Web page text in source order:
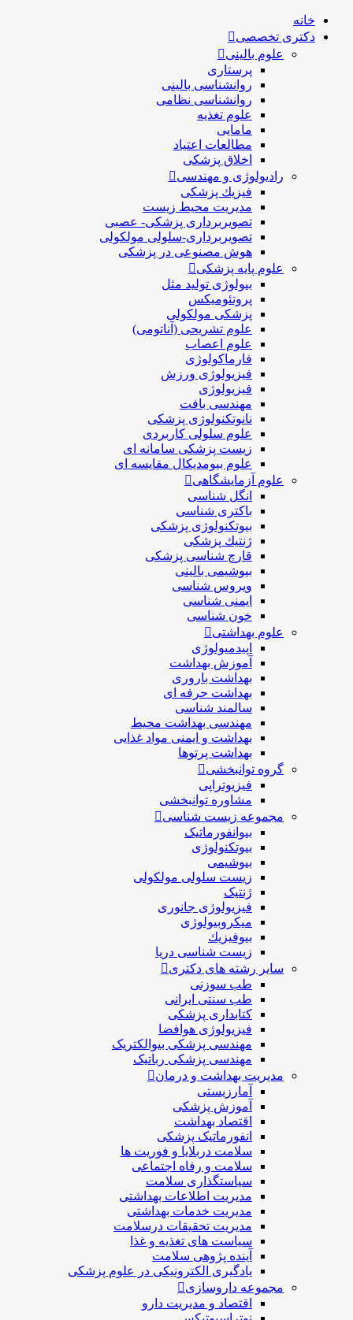
خانه
دکتری تخصصی
علوم بالینی
پرستاری
روانشناسی بالینی
روانشناسی نظامی
علوم تغذیه
مامایی
مطالعات اعتیاد
اخلاق پزشکی
رادیولوژی و مهندسی
فيزيك پزشکی
مدیریت محیط زیست
تصویربرداری پزشکی- عصبی
تصویربرداری-سلولی مولکولی
هوش مصنوعی در پزشکی
علوم پایه پزشکی
بیولوژی تولید مثل
پروتئومیکس
پزشکی مولکولی
علوم تشریحی (آناتومی)
علوم اعصاب
فارماکولوژی
فیزیولوژی ورزش
فیزیولوژی
مهندسی بافت
نانوتکنولوژی پزشکی
علوم سلولی کاربردی
زیست پزشکی سامانه ای
علوم بیومدیکال مقایسه ای
علوم آزمایشگاهی
انگل شناسی
باکتری شناسی
بیوتکنولوژی پزشکی
ژنتيك پزشکی
قارچ شناسی پزشكی
بیوشیمی بالینی
ویروس شناسی
ایمنی شناسی
خون شناسی
علوم بهداشتی
اپیدمیولوژی
آموزش بهداشت
بهداشت باروری
بهداشت حرفه ای
سالمند شناسی
مهندسی بهداشت محيط
بهداشت و ایمنی مواد غذایی
بهداشت پرتوها
گروه توانبخشی
فیزیوتراپی
مشاوره توانبخشی
مجموعه زیست شناسی
بیوانفورماتیک
بیوتکنولوژی
بیوشیمی
زیست سلولی مولکولی
ژنتیک
فیزیولوژی جانوری
میکروبیولوژی
بيوفيزيك
زیست شناسی دریا
سایر رشته های دکتری
طب سوزنی
طب سنتی ایرانی
کتابداری پزشکی
فیزیولوژی هوافضا
مهندسی پزشکی بیوالکتریک
مهندسی پزشکی رباتیک
مدیریت بهداشت و درمان
آمارزیستی
آموزش پزشکی
اقتصاد بهداشت
انفورماتیک پزشکی
سلامت دربلايا و فوريت ها
سلامت و رفاه اجتماعی
سیاستگذاری سلامت
مدیریت اطلاعات بهداشتی
مدیریت خدمات بهداشتی
مدیریت تحقیقات درسلامت
سیاست های تغذیه و غذا
آینده پژوهی سلامت
یادگیری الکترونیکی در علوم پزشکی
مجموعه داروسازی
اقتصاد و مديريت دارو